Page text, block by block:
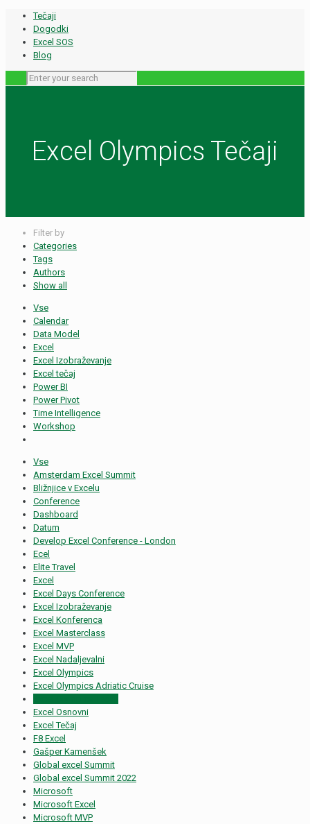
Tečaji
Dogodki
Excel SOS
Blog
Excel Olympics Tečaji
Filter by
Categories
Tags
Authors
Show all
Vse
Calendar
Data Model
Excel
Excel Izobraževanje
Excel tečaj
Power BI
Power Pivot
Time Intelligence
Workshop
Vse
Amsterdam Excel Summit
Bližnjice v Excelu
Conference
Dashboard
Datum
Develop Excel Conference - London
Ecel
Elite Travel
Excel
Excel Days Conference
Excel Izobraževanje
Excel Konferenca
Excel Masterclass
Excel MVP
Excel Nadaljevalni
Excel Olympics
Excel Olympics Adriatic Cruise
Excel Osnovni
Excel Tečaj
F8 Excel
Gašper Kamenšek
Global excel Summit
Global excel Summit 2022
Microsoft
Microsoft Excel
Microsoft MVP